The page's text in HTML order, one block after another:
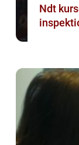
Ndt